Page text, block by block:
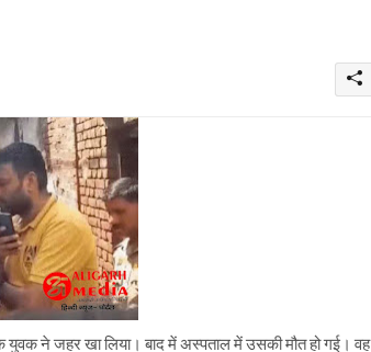
ने जहर खा लिया। बाद में अस्पताल में उसकी मौत हो गई। वह